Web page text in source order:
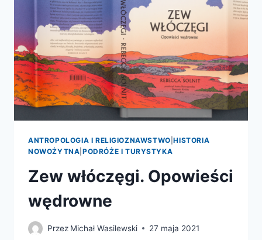
ANTROPOLOGIA I RELIGIOZNAWSTWO |HISTORIA
NOWOŻYTNA PODRÓŻE I TURYSTYKA
Zew włóczęgi. Opowieści
wędrowne
Przez Michał Wasilewski 27 maja 2021